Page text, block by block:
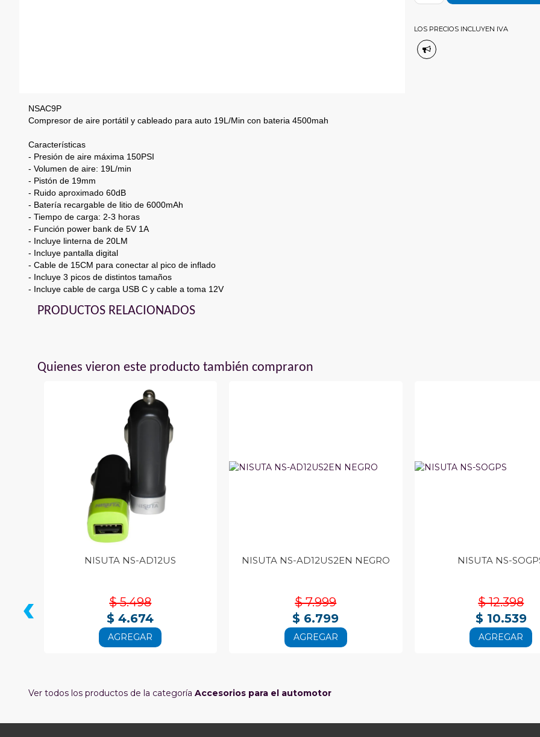
LOS PRECIOS INCLUYEN IVA
NSAC9P
Compresor de aire portátil y cableado para auto 19L/Min con bateria 4500mah
Características
- Presión de aire máxima 150PSI
- Volumen de aire: 19L/min
- Pistón de 19mm
- Ruido aproximado 60dB
- Batería recargable de litio de 6000mAh
- Tiempo de carga: 2-3 horas
- Función power bank de 5V 1A
- Incluye linterna de 20LM
- Incluye pantalla digital
- Cable de 15CM para conectar al pico de inflado
- Incluye 3 picos de distintos tamaños
- Incluye cable de carga USB C y cable a toma 12V
PRODUCTOS RELACIONADOS
Quienes vieron este producto también compraron
NISUTA NS-AD12US
$ 5.498
$ 4.674
AGREGAR
NISUTA NS-AD12US2EN NEGRO
$ 7.999
$ 6.799
AGREGAR
NISUTA NS-
$ 12.398
$ 10.539
AGREGAR
‹
Ver todos los productos de la categoría Accesorios para el automotor